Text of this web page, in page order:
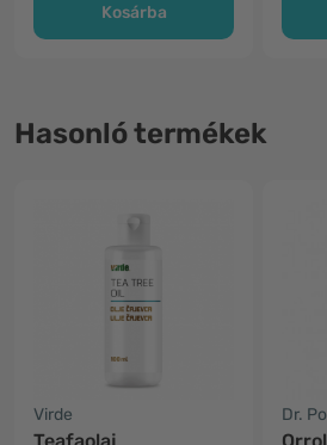
Kosárba
Hasonló termékek
Virde Dr.